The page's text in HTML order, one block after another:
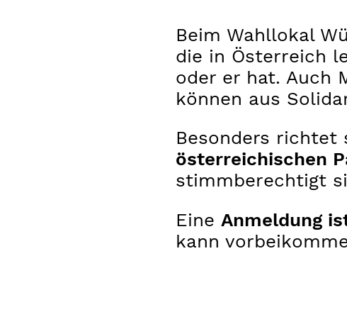
Beim Wahllokal
die in Österreich
oder er hat. Auch
können aus
Besonders richtet
österreichischen
stimmberechtigt
Eine Anmeldung
kann